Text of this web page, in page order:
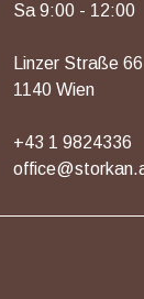
Sa 9:00 - 12:00
Linzer Straße 66
1140 Wien
+43 1 9824336